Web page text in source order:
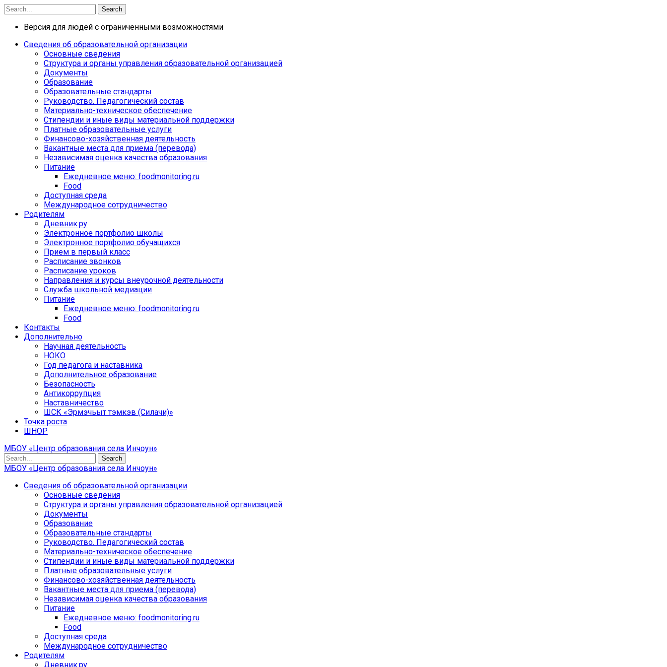
Search
Версия для людей с ограниченными возможностями
Сведения об образовательной организации
Основные сведения
Структура и органы управления образовательной организацией
Документы
Образование
Образовательные стандарты
Руководство. Педагогический состав
Материально-техническое обеспечение
Стипендии и иные виды материальной поддержки
Платные образовательные услуги
Финансово-хозяйственная деятельность
Вакантные места для приема (перевода)
Независимая оценка качества образования
Питание
Ежедневное меню: foodmonitoring.ru
Food
Доступная среда
Международное сотрудничество
Родителям
Дневник.ру
Электронное портфолио школы
Электронное портфолио обучащихся
Прием в первый класс
Расписание звонков
Расписание уроков
Направления и курсы внеурочной деятельности
Служба школьной медиации
Питание
Ежедневное меню: foodmonitoring.ru
Food
Контакты
Дополнительно
Научная деятельность
НОКО
Год педагога и наставника
Дополнительное образование
Безопасность
Антикоррупция
Наставничество
ШСК «Эрмэчьыт тэмкэв (Силачи)»
Точка роста
ШНОР
МБОУ «Центр образования села Инчоун»
Search
МБОУ «Центр образования села Инчоун»
Сведения об образовательной организации
Основные сведения
Структура и органы управления образовательной организацией
Документы
Образование
Образовательные стандарты
Руководство. Педагогический состав
Материально-техническое обеспечение
Стипендии и иные виды материальной поддержки
Платные образовательные услуги
Финансово-хозяйственная деятельность
Вакантные места для приема (перевода)
Независимая оценка качества образования
Питание
Ежедневное меню: foodmonitoring.ru
Food
Доступная среда
Международное сотрудничество
Родителям
Дневник.ру